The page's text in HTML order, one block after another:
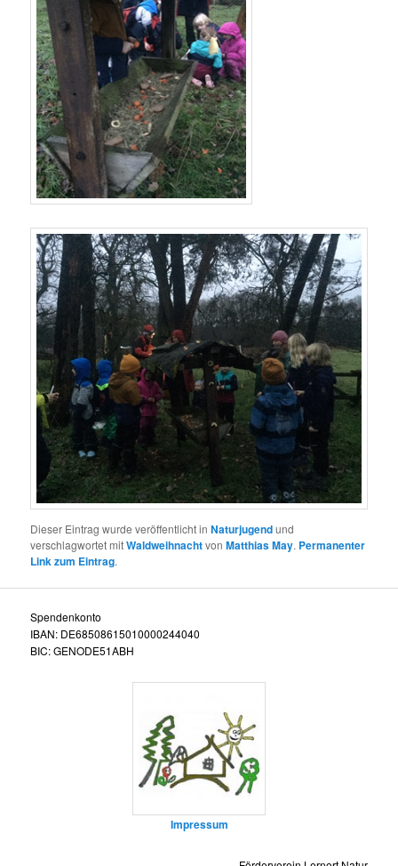
Dieser Eintrag wurde veröffentlicht inNaturjugendund
verschlagwortet mitWaldweihnachtvonMatthias May. Permanenter
Link zum Eintrag.
Spendenkonto
IBAN: DE68508615010000244040
BIC: GENODE51ABH
Impressum